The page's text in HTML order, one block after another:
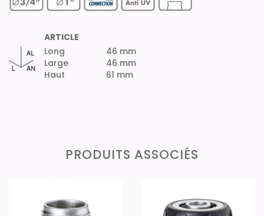
ARTICLE
Long
Large
Haut
46 mm
46 mm
61 mm
PRODUITS ASSOCIÉS